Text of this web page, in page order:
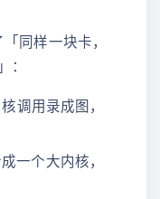
同样一块卡，
：
调用录成图，
一个大内核，